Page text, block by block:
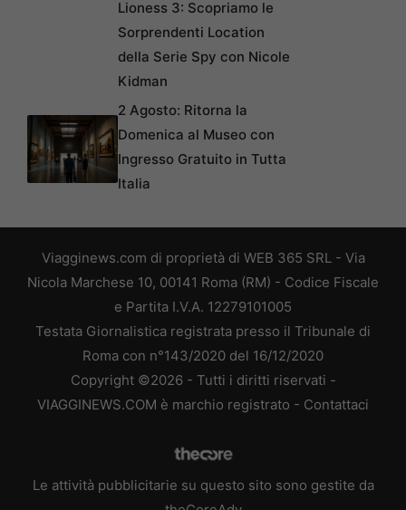
Lioness 3: Scopriamo le
Sorprendenti Location
della Serie Spy con Nicole
Kidman
2 Agosto: Ritorna la
Domenica al Museo con
Ingresso Gratuito in Tutta
Italia
Viagginews.com di proprietà di WEB 365 SRL - Via
Nicola Marchese 10, 00141 Roma (RM) - Codice Fiscale
e Partita I.V.A. 12279101005
Testata Giornalistica registrata presso il Tribunale di
Roma con n°143/2020 del 16/12/2020
Copyright ©2026 - Tutti i diritti riservati -
VIAGGINEWS.COM è marchio registrato - Contattaci
Le attività pubblicitarie su questo sito sono gestite da